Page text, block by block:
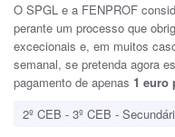
O SPGL e a FENPROF
perante um processo que
excecionais e, em muitos
semanal, se pretenda agora
pagamento de apenas 1 euro
2º CEB - 3º CEB -